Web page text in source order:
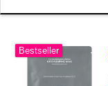
Bestseller